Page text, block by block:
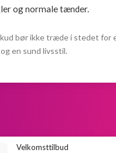
og normale tænder.
bør ikke træde i stedet for
en sund livsstil.
Velkomsttilbud